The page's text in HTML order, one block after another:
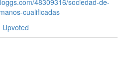
48309316/sociedad-de-
cualificadas
Upvoted